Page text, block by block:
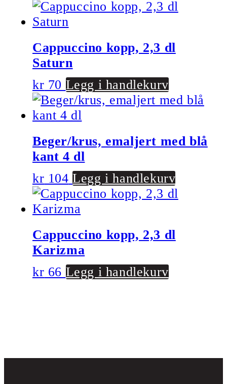
Cappuccino kopp, 2,3 dl
Saturn
kr 70 Legg i handlekurv
Beger/krus, emaljert med blå
kant 4 dl
kr 104 Legg i handlekurv
Cappuccino kopp, 2,3 dl
Karizma
kr 66 Legg i handlekurv